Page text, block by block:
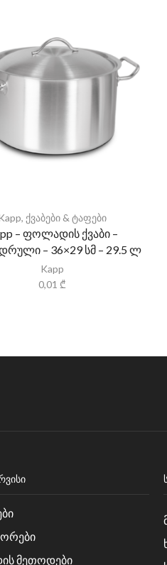
, ქვაბები & ტაფები
– ფოლადის ქვაბი –
– 36×29 სმ – 29.5 ლ
Kapp
0,01 ₾
მეთოდები